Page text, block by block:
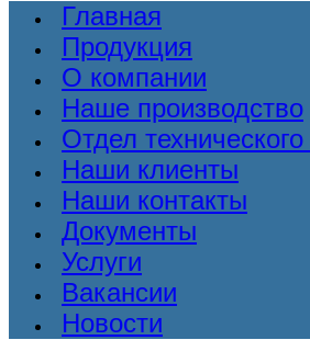
Главная
Продукция
О компании
Наше производство
Отдел
Наши клиенты
Наши контакты
Документы
Услуги
Вакансии
Новости